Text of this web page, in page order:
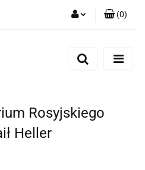
Zarejestruj się
(0)
Rosyjskiego
Heller